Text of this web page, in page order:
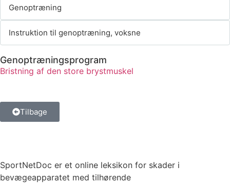
Genoptræning
Instruktion til genoptræning, voksne
Genoptræningsprogram
Bristning af den store brystmuskel
Tilbage
SportNetDoc er et online leksikon for skader i
bevægeapparatet med tilhørende